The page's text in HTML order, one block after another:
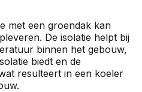
met een groendak kan
De isolatie helpt bij
binnen het gebouw,
biedt en de
resulteert in een koeler